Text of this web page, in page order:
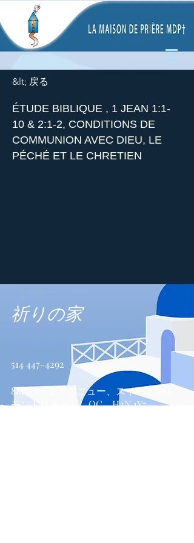
&lt; 戻る
ÉTUDE BIBLIQUE , 1 JEAN 1:1-
10 & 2:1-2, CONDITIONS DE
COMMUNION AVEC DIEU, LE
PÉCHÉ ET LE CHRETIEN
祈りの家
514 447-4292
8815パークアベニュー、スイート100
モントリオール、QC、H2N 1Y7